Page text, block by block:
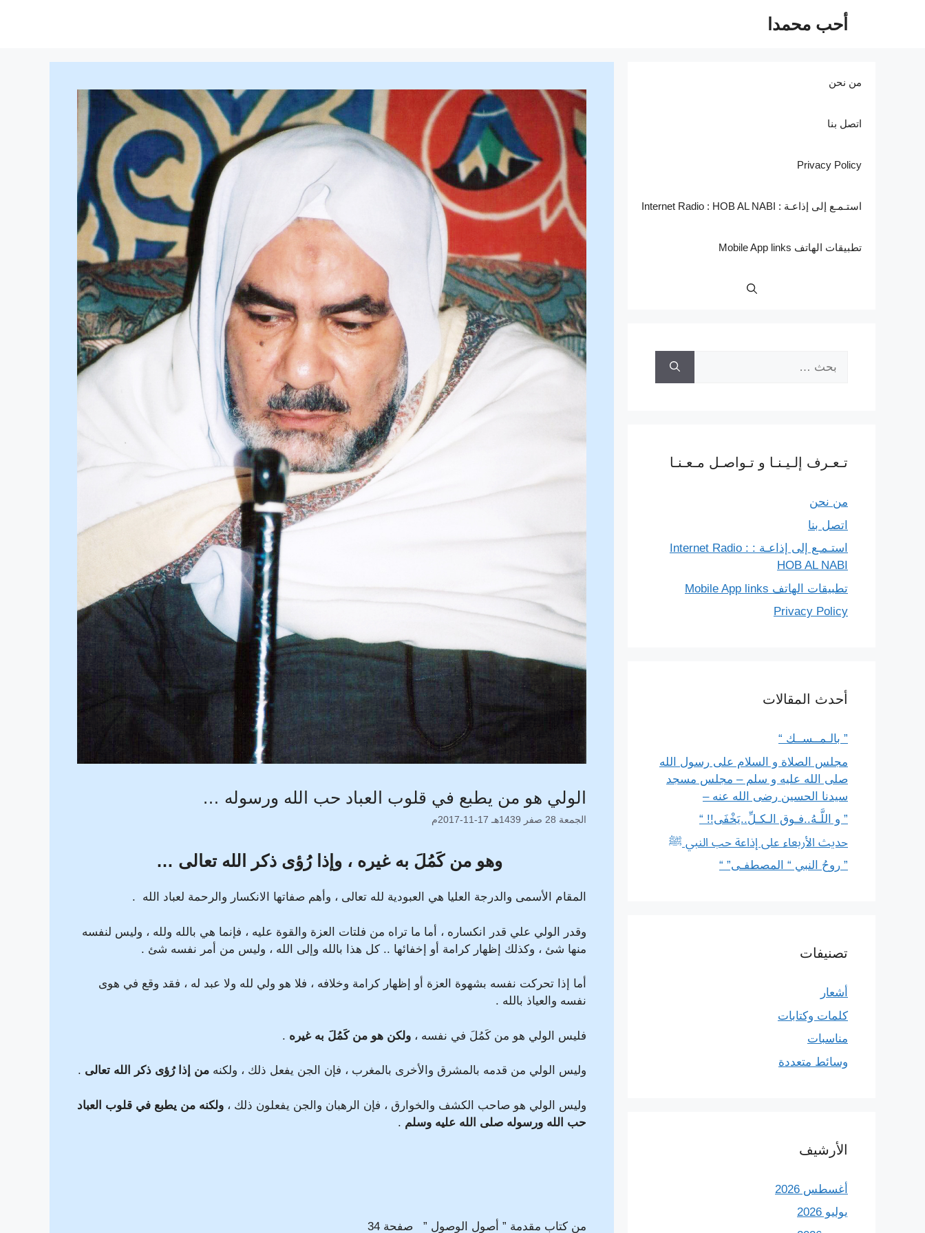
أحب محمدا
الولي هو من يطبع في قلوب العباد حب الله ورسوله …
الجمعة 28 صفر 1439هـ 17-11-2017م
وهو من كَمُلَ به غيره ، وإذا رُؤى ذكر الله تعالى …
المقام الأسمى والدرجة العليا هي العبودية لله تعالى ، وأهم صفاتها الانكسار والرحمة لعباد الله .
وقدر الولي علي قدر انكساره ، أما ما تراه من فلتات العزة والقوة عليه ، فإنما هي بالله ولله ، وليس لنفسه
منها شئ ، وكذلك إظهار كرامة أو إخفائها .. كل هذا بالله وإلى الله ، وليس من أمر نفسه شئ .
أما إذا تحركت نفسه بشهوة العزة أو إظهار كرامة وخلافه ، فلا هو ولي لله ولا عبد له ، فقد وقع في هوى
نفسه والعياذ بالله .
فليس الولي هو من كَمُلَ في نفسه ، ولكن هو من كَمُلَ به غيره .
وليس الولي من قدمه بالمشرق والأخرى بالمغرب ، فإن الجن يفعل ذلك ، ولكنه من إذا رُؤى ذكر الله تعالى .
وليس الولي هو صاحب الكشف والخوارق ، فإن الرهبان والجن يفعلون ذلك ، ولكنه من يطبع في قلوب العباد
حب الله ورسوله صلى الله عليه وسلم .
من كتاب مقدمة ” أصول الوصول ” صفحة 34
من نحن
اتصل بنا
Privacy Policy
استـمـع إلى إذاعـة : Internet Radio : HOB AL NABI
تطبيقات الهاتف Mobile App links
عن:
تـعـرف إلـيـنـا و تـواصـل مـعـنـا
من نحن
اتصل بنا
استـمـع إلى إذاعـة : Internet Radio :
HOB AL NABI
تطبيقات الهاتف Mobile App links
Privacy Policy
أحدث المقالات
” بالـمــســك “
مجلس الصلاة و السلام على رسول الله
صلى الله عليه و سلم – مجلس مسجد
سيدنا الحسين رضى الله عنه –
” و اللَّـهُ..فـوق الـكـلِّ..يَخْفَى!! “
حديث الأربعاء على إذاعة حب النبي ﷺ
” روحُ النبي “ المصطفـى” “
تصنيفات
أشعار
كلمات وكتابات
مناسبات
وسائط متعددة
الأرشيف
أغسطس 2026
يوليو 2026